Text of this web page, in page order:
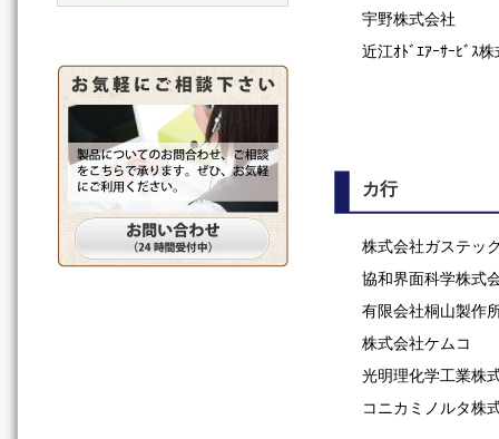
宇野株式会社
近江ｵﾄﾞｴｱｰｻｰﾋﾞｽ
カ行
株式会社ガステッ
協和界面科学株式
有限会社桐山製作
株式会社ケムコ
光明理化学工業株
コニカミノルタ株